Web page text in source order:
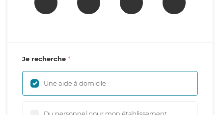
Je recherche
Une aide à domicile